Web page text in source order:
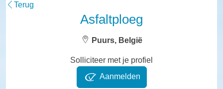
Terug
Asfaltploeg
Puurs, België
Solliciteer met je profiel
Aanmelden